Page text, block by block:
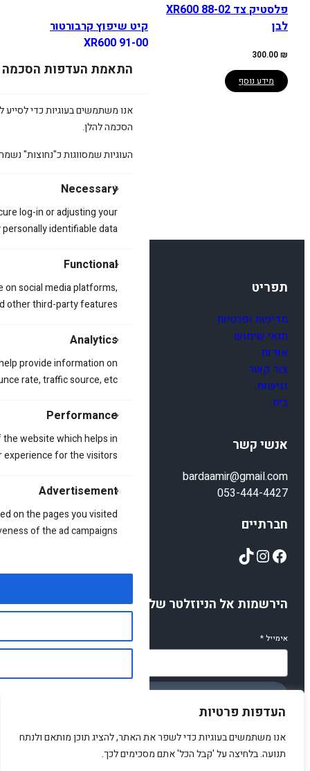
העדפות פרטיות
אנו משתמשים בעוגיות כדי לשפר את האתר, להציג תוכן מותאם ולנתח
תנועה. בלחיצה על 'קבל הכל' אתם מסכימים לכך.
התאמת העדפות הסכמה
אנו משתמשים בעוגיות כדי לסייע
הסכמה להלן.
העוגיות שמסווגות כ"נחוצות"
Necessary
log-in or adjusting your
identifiable data.
Functional
social media platforms,
other third-party features.
Analytics
provide information on
rate, traffic source, etc.
Performance
website which helps in
for the visitors.
Advertisement
on the pages you visited
of the ad campaigns.
פלסטיק צד XR600 88-02
לבן
300.00₪
מידע נוסף
קיט שיפוץ קרבורטור
XR600 91-00
380.00
תפריט
מדיניות ופרטיות
תנאי שימוש
אודות
צור קשר
נגישות
בית
אנשי קשר
bardaamir@gmail.com
053-444-4427
חברתיים
Facebook
Instagram
TikTok
הירשמות אל הניוזלטר שלנו
אימייל*